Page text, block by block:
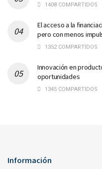
1408 COMPARTIDOS
El acceso a la
pero con menos
1352 COMPARTIDOS
Innovación en
oportunidades
1345 COMPARTIDOS
Información